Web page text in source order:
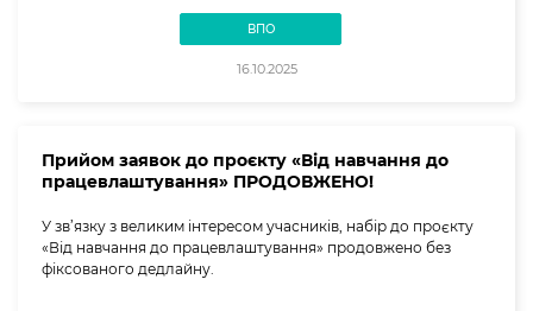
ВПО
16.10.2025
Прийом заявок до проєкту «Від навчання до
працевлаштування» ПРОДОВЖЕНО!
У зв’язку з великим інтересом учасників, набір до проєкту
«Від навчання до працевлаштування» продовжено без
фіксованого дедлайну.